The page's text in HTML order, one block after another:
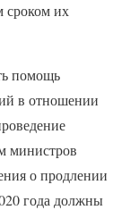
сроком их
помощь
в отношении
министров
о продлении
года должны